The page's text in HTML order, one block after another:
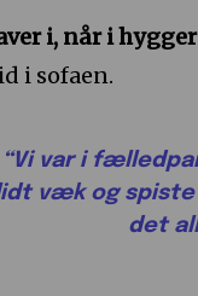
i, når i
i sofaen.
“Vi var i
væk og spiste
det